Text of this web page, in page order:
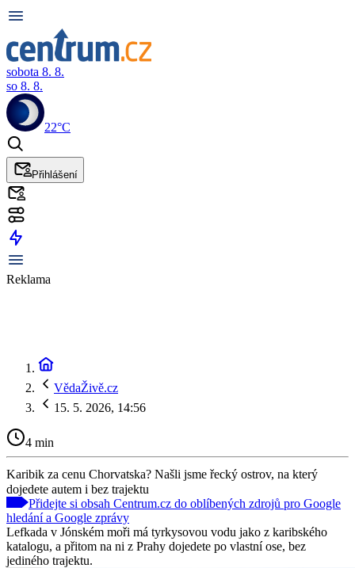
sobota 8. 8.
so 8. 8.
22°C
Přihlášení
Reklama
VědaŽivě.cz
15. 5. 2026, 14:56
4 min
Karibik za cenu Chorvatska? Našli jsme řecký ostrov, na který
dojedete autem i bez trajektu
Přidejte si obsah Centrum.cz do oblíbených zdrojů pro Google
hledání a Google zprávy
Lefkada v Jónském moři má tyrkysovou vodu jako z karibského
katalogu, a přitom na ni z Prahy dojedete po vlastní ose, bez
jediného trajektu.